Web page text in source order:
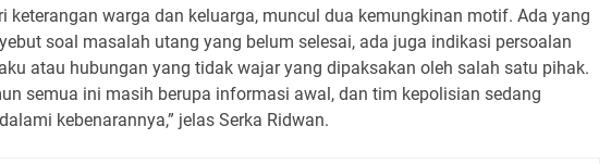
keterangan warga dan keluarga, muncul dua kemungkinan motif. Ada yang
soal masalah utang yang belum selesai, ada juga indikasi persoalan
atau hubungan yang tidak wajar yang dipaksakan oleh salah satu pihak.
semua ini masih berupa informasi awal, dan tim kepolisian sedang
kebenarannya,” jelas Serka Ridwan.